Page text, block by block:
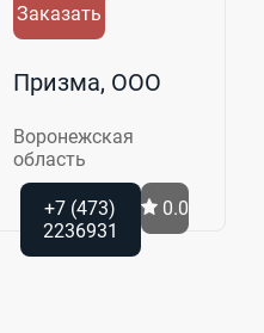
Заказать
Призма, ООО
Воронежская
область
+7 (473)
2236931
0.0